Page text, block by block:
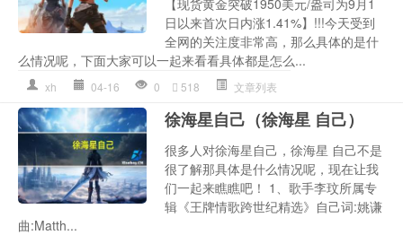
日以来首次日内涨1.41%】!!!今天受到
全网的关注度非常高，那么具体的是什
么情况呢，下面大家可以一起来看看具体都是怎么...
xh 04-16 0 518 文章列表
徐海星自己（徐海星 自己）
很多人对徐海星自己，徐海星 自己不是
很了解那具体是什么情况呢，现在让我
们一起来瞧瞧吧！ 1、歌手李玟所属专
辑《王牌情歌跨世纪精选》自己词:姚谦
曲:Matth...